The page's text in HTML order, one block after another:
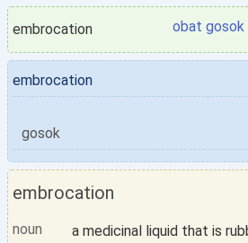
embrocation obat gosok
embrocation
gosok
embrocation
noun
a medicinal liquid that is